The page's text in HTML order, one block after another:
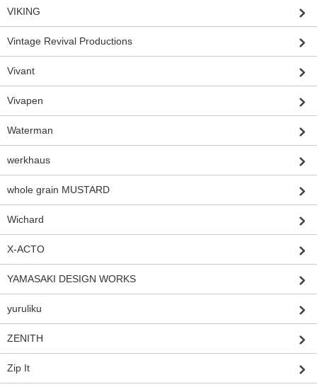
VIKING
Vintage Revival Productions
Vivant
Vivapen
Waterman
werkhaus
whole grain MUSTARD
Wichard
X-ACTO
YAMASAKI DESIGN WORKS
yuruliku
ZENITH
Zip It